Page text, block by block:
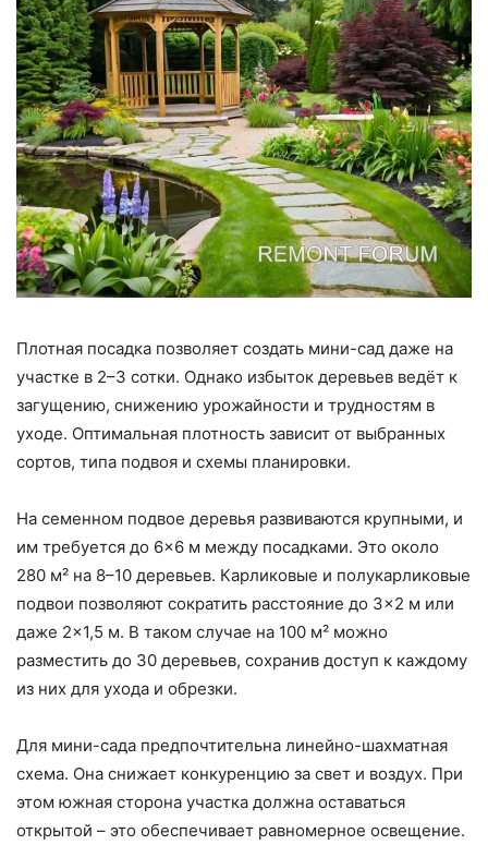
Плотная посадка позволяет создать мини-сад даже на
участке в 2–3 сотки. Однако избыток деревьев ведёт к
загущению, снижению урожайности и трудностям в
уходе. Оптимальная плотность зависит от выбранных
сортов, типа подвоя и схемы планировки.
На семенном подвое деревья развиваются крупными, и
им требуется до 6×6 м между посадками. Это около
280 м² на 8–10 деревьев. Карликовые и полукарликовые
подвои позволяют сократить расстояние до 3×2 м или
даже 2×1,5 м. В таком случае на 100 м² можно
разместить до 30 деревьев, сохранив доступ к каждому
из них для ухода и обрезки.
Для мини-сада предпочтительна линейно-шахматная
схема. Она снижает конкуренцию за свет и воздух. При
этом южная сторона участка должна оставаться
открытой – это обеспечивает равномерное освещение.